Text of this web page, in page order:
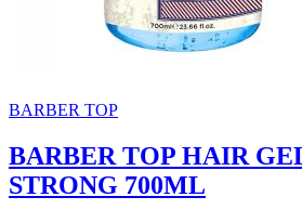
BARBER TOP
BARBER TOP HAIR
STRONG 700ML